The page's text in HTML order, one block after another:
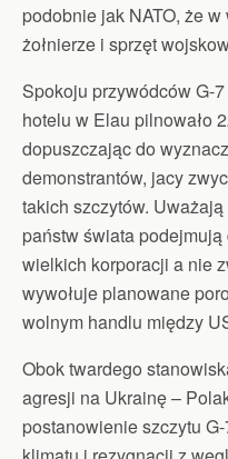
podobnie jak NATO, że
żołnierze i sprzęt
Spokoju przywódców G-
hotelu w Elau pilnowało
dopuszczając do
demonstrantów, jacy
takich szczytów.
państw świata
wielkich korporacji a nie
wywołuje planowane
wolnym handlu między
Obok twardego
agresji na Ukrainę –
postanowienie szczytu